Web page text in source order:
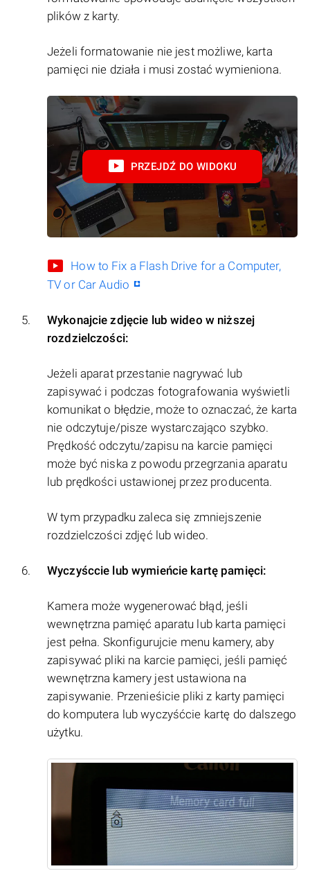
plików z karty.
Jeżeli formatowanie nie jest możliwe, karta
pamięci nie działa i musi zostać wymieniona.
PRZEJDŹ DO WIDOKU
How to Fix a Flash Drive for a Computer,
TV or Car Audio
Wykonajcie zdjęcie lub wideo w niższej
rozdzielczości:
Jeżeli aparat przestanie nagrywać lub
zapisywać i podczas fotografowania wyświetli
komunikat o błędzie, może to oznaczać, że karta
nie odczytuje/pisze wystarczająco szybko.
Prędkość odczytu/zapisu na karcie pamięci
może być niska z powodu przegrzania aparatu
lub prędkości ustawionej przez producenta.
W tym przypadku zaleca się zmniejszenie
rozdzielczości zdjęć lub wideo.
Wyczyśccie lub wymieńcie kartę pamięci:
Kamera może wygenerować błąd, jeśli
wewnętrzna pamięć aparatu lub karta pamięci
jest pełna. Skonfigurujcie menu kamery, aby
zapisywać pliki na karcie pamięci, jeśli pamięć
wewnętrzna kamery jest ustawiona na
zapisywanie. Przenieśicie pliki z karty pamięci
do komputera lub wyczyśćcie kartę do dalszego
użytku.